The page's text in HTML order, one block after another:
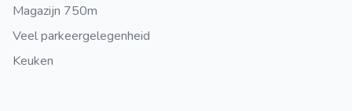
Magazijn 750m
Veel parkeergelegenheid
Keuken